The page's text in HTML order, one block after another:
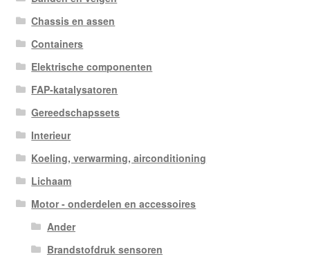
Chassis en assen
Containers
Elektrische componenten
FAP-katalysatoren
Gereedschapssets
Interieur
Koeling, verwarming, airconditioning
Lichaam
Motor - onderdelen en accessoires
Ander
Brandstofdruk sensoren